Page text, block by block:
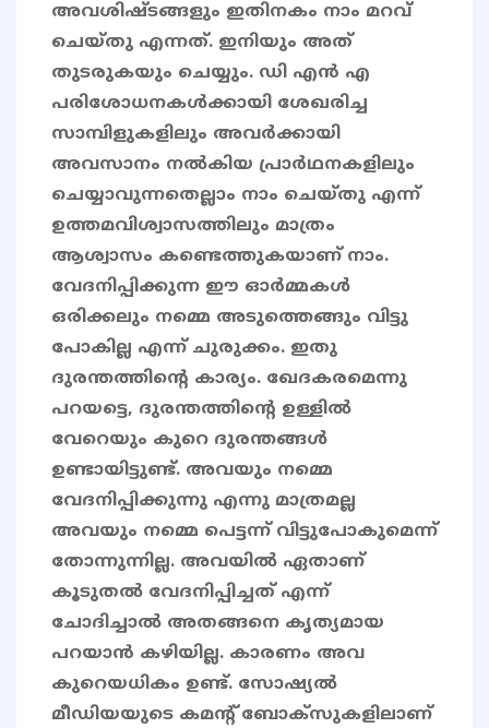
അവശിഷ്ടങ്ങളും ഇതിനകം നാം മറവ്
ചെയ്തു എന്നത്. ഇനിയും അത്
തുടരുകയും ചെയ്യും. ഡി എൻ എ
പരിശോധനകൾക്കായി ശേഖരിച്ച
സാമ്പിളുകളിലും അവർക്കായി
അവസാനം നൽകിയ പ്രാർഥനകളിലും
ചെയ്യാവുന്നതെല്ലാം നാം ചെയ്തു എന്ന്
ഉത്തമവിശ്വാസത്തിലും മാത്രം
ആശ്വാസം കണ്ടെത്തുകയാണ് നാം.
വേദനിപ്പിക്കുന്ന ഈ ഓർമ്മകൾ
ഒരിക്കലും നമ്മെ അടുത്തെങ്ങും വിട്ടു
പോകില്ല എന്ന് ചുരുക്കം. ഇതു
ദുരന്തത്തിന്റെ കാര്യം. ഖേദകരമെന്നു
പറയട്ടെ, ദുരന്തത്തിന്റെ ഉള്ളിൽ
വേറെയും കുറെ ദുരന്തങ്ങൾ
ഉണ്ടായിട്ടുണ്ട്. അവയും നമ്മെ
വേദനിപ്പിക്കുന്നു എന്നു മാത്രമല്ല
അവയും നമ്മെ പെട്ടന്ന് വിട്ടുപോകുമെന്ന്
തോന്നുന്നില്ല. അവയിൽ ഏതാണ്
കൂടുതൽ വേദനിപ്പിച്ചത് എന്ന്
ചോദിച്ചാൽ അതങ്ങനെ കൃത്യമായ
പറയാൻ കഴിയില്ല. കാരണം അവ
കുറെയധികം ഉണ്ട്. സോഷ്യൽ
മീഡിയയുടെ കമൻ്റ് ബോക്സുകളിലാണ്